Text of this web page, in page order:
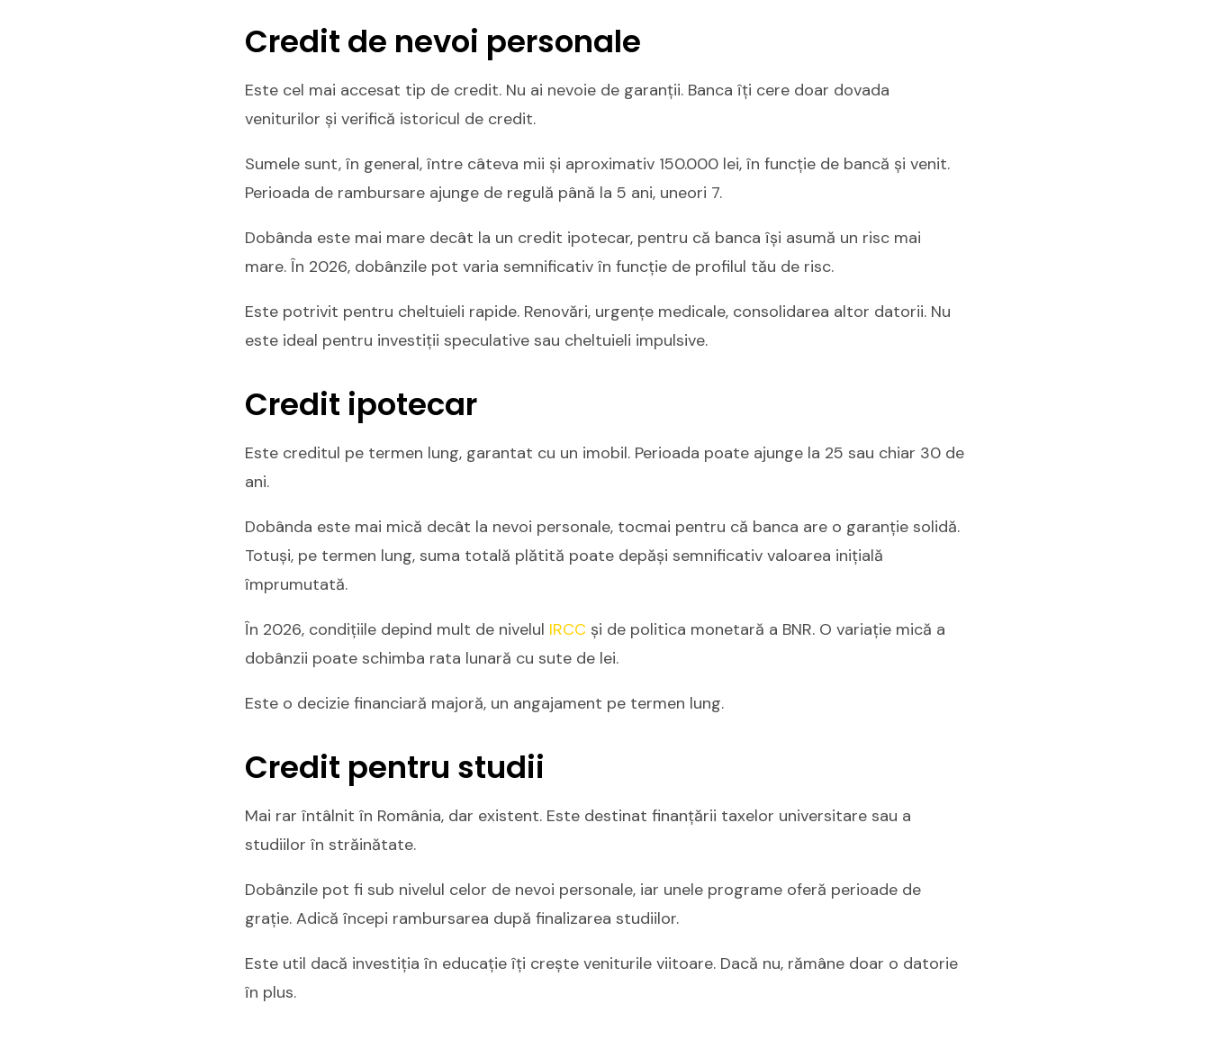
Credit de nevoi personale
Este cel mai accesat tip de credit. Nu ai nevoie de garanții. Banca îți cere doar dovada
veniturilor și verifică istoricul de credit.
Sumele sunt, în general, între câteva mii și aproximativ 150.000 lei, în funcție de bancă și venit.
Perioada de rambursare ajunge de regulă până la 5 ani, uneori 7.
Dobânda este mai mare decât la un credit ipotecar, pentru că banca își asumă un risc mai
mare. În 2026, dobânzile pot varia semnificativ în funcție de profilul tău de risc.
Este potrivit pentru cheltuieli rapide. Renovări, urgențe medicale, consolidarea altor datorii. Nu
este ideal pentru investiții speculative sau cheltuieli impulsive.
Credit ipotecar
Este creditul pe termen lung, garantat cu un imobil. Perioada poate ajunge la 25 sau chiar 30 de
ani.
Dobânda este mai mică decât la nevoi personale, tocmai pentru că banca are o garanție solidă.
Totuși, pe termen lung, suma totală plătită poate depăși semnificativ valoarea inițială
împrumutată.
În 2026, condițiile depind mult de nivelul IRCC și de politica monetară a BNR. O variație mică a
dobânzii poate schimba rata lunară cu sute de lei.
Este o decizie financiară majoră, un angajament pe termen lung.
Credit pentru studii
Mai rar întâlnit în România, dar existent. Este destinat finanțării taxelor universitare sau a
studiilor în străinătate.
Dobânzile pot fi sub nivelul celor de nevoi personale, iar unele programe oferă perioade de
grație. Adică începi rambursarea după finalizarea studiilor.
Este util dacă investiția în educație îți crește veniturile viitoare. Dacă nu, rămâne doar o datorie
în plus.